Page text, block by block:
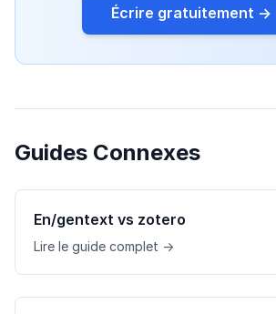
Écrire gratuitement →
Guides Connexes
En/gentext vs zotero
Lire le guide complet →